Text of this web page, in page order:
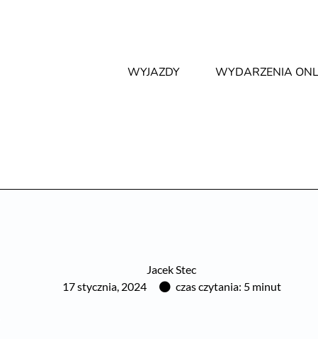
WYJAZDY WYDARZENIA
Jacek Stec
17 stycznia, 2024
czas czytania: 5 minut